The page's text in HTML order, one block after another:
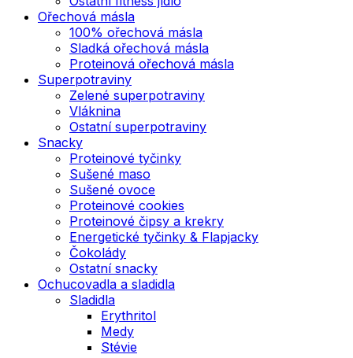
Ořechová másla
100% ořechová másla
Sladká ořechová másla
Proteinová ořechová másla
Superpotraviny
Zelené superpotraviny
Vláknina
Ostatní superpotraviny
Snacky
Proteinové tyčinky
Sušené maso
Sušené ovoce
Proteinové cookies
Proteinové čipsy a krekry
Energetické tyčinky & Flapjacky
Čokolády
Ostatní snacky
Ochucovadla a sladidla
Sladidla
Erythritol
Medy
Stévie